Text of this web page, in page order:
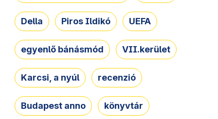
Della Piros Ildikó UEFA
egyenlő bánásmód VII.kerület
Karcsi, a nyúl recenzió
Budapest anno könyvtár